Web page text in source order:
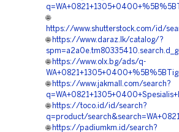
🌐
https://www.shutterstock.com/id/
🌐 https://www.daraz.lk/catalog/?
🌐 https://www.olx.bg/ads/q-
🌐 https://www.jakmall.com/search?
🌐 https://toco.id/id/search?
q=product/
🌐 https://padiumkm.id/search?